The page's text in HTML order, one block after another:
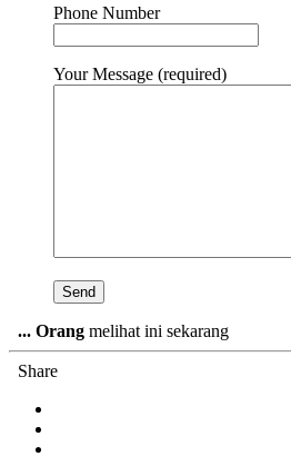
Phone Number
Your Message (required)
... Orang melihat ini sekarang
Share